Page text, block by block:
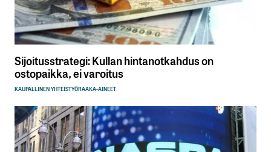
Sijoitusstrategi: Kullan hintanotkahdus on
ostopaikka, ei varoitus
KAUPALLINEN YHTEISTYÖRAAKA-AINEET